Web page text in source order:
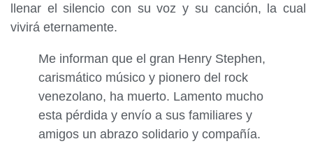
llenar el silencio con su voz y su canción, la cual
vivirá eternamente.
Me informan que el gran Henry Stephen,
carismático músico y pionero del rock
venezolano, ha muerto. Lamento mucho
esta pérdida y envío a sus familiares y
amigos un abrazo solidario y compañía.